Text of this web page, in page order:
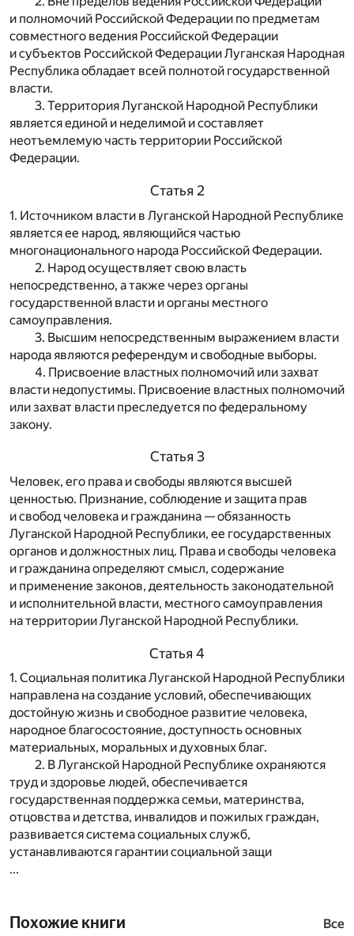
и полномочий Российской Федерации по предметам
совместного ведения Российской Федерации
и субъектов Российской Федерации Луганская Народная
Республика обладает всей полнотой государственной
власти.
3. Территория Луганской Народной Республики
является единой и неделимой и составляет
неотъемлемую часть территории Российской
Федерации.
Статья 2
1. Источником власти в Луганской Народной Республике
является ее народ, являющийся частью
многонационального народа Российской Федерации.
2. Народ осуществляет свою власть
непосредственно, а также через органы
государственной власти и органы местного
самоуправления.
3. Высшим непосредственным выражением власти
народа являются референдум и свободные выборы.
4. Присвоение властных полномочий или захват
власти недопустимы. Присвоение властных полномочий
или захват власти преследуется по федеральному
закону.
Статья 3
Человек, его права и свободы являются высшей
ценностью. Признание, соблюдение и защита прав
и свобод человека и гражданина — обязанность
Луганской Народной Республики, ее государственных
органов и должностных лиц. Права и свободы человека
и гражданина определяют смысл, содержание
и применение законов, деятельность законодательной
и исполнительной власти, местного самоуправления
на территории Луганской Народной Республики.
Статья 4
1. Социальная политика Луганской Народной Республики
направлена на создание условий, обеспечивающих
достойную жизнь и свободное развитие человека,
народное благосостояние, доступность основных
материальных, моральных и духовных благ.
2. В Луганской Народной Республике охраняются
труд и здоровье людей, обеспечивается
государственная поддержка семьи, материнства,
отцовства и детства, инвалидов и пожилых граждан,
развивается система социальных служб,
устанавливаются гарантии социальной защи
...
Похожие книги Все